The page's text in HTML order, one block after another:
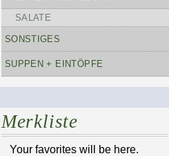
SALATE
SONSTIGES
SUPPEN + EINTÖPFE
Merkliste
Your favorites will be here.